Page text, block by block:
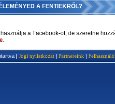
A FENTIEKRŐL?
használja a Facebook-ot, de szeretne
.
| Jogi nyilatkozat | Partnereink |